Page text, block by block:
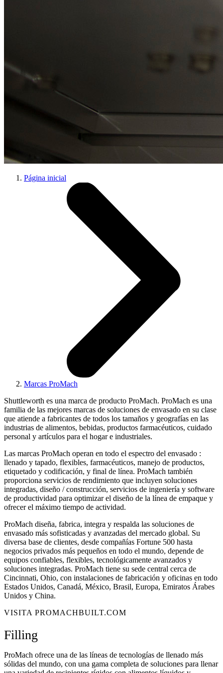
Página inicial
Marcas ProMach
Shuttleworth es una marca de producto ProMach. ProMach es una
familia de las mejores marcas de soluciones de envasado en su clase
que atiende a fabricantes de todos los tamaños y geografías en las
industrias de alimentos, bebidas, productos farmacéuticos, cuidado
personal y artículos para el hogar e industriales.
Las marcas ProMach operan en todo el espectro del envasado :
llenado y tapado, flexibles, farmacéuticos, manejo de productos,
etiquetado y codificación, y final de línea. ProMach también
proporciona servicios de rendimiento que incluyen soluciones
integradas, diseño / construcción, servicios de ingeniería y software
de productividad para optimizar el diseño de la línea de empaque y
ofrecer el máximo tiempo de actividad.
ProMach diseña, fabrica, integra y respalda las soluciones de
envasado más sofisticadas y avanzadas del mercado global. Su
diversa base de clientes, desde compañías Fortune 500 hasta
negocios privados más pequeños en todo el mundo, depende de
equipos confiables, flexibles, tecnológicamente avanzados y
soluciones integradas. ProMach tiene su sede central cerca de
Cincinnati, Ohio, con instalaciones de fabricación y oficinas en todo
Estados Unidos, Canadá, México, Brasil, Europa, Emiratos Árabes
Unidos y China.
VISITA PROMACHBUILT.COM
Filling
ProMach ofrece una de las líneas de tecnologías de llenado más
sólidas del mundo, con una gama completa de soluciones para llenar